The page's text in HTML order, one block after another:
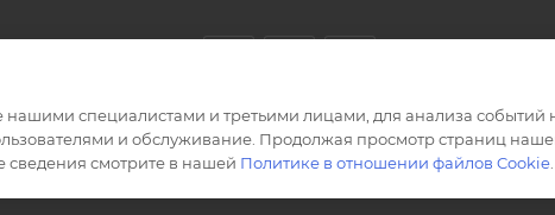
специалистами и третьими лицами, для анализа событий
и обслуживание. Продолжая просмотр страниц
сведения смотрите в нашей Политике в отношении файлов Cookie